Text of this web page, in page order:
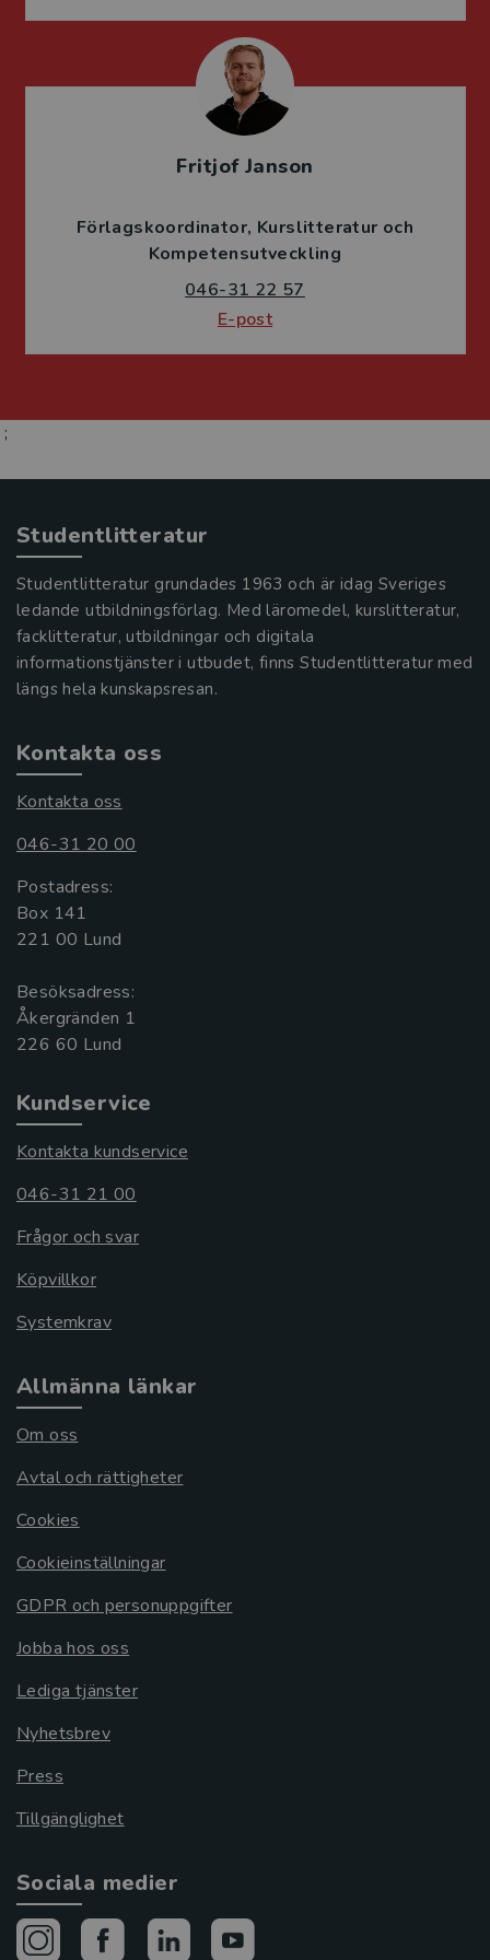
Fritjof Janson
Förlagskoordinator Kurslitteratur och
Kompetensutveckling
046-31 22 57
E-post
;
Studentlitteratur
Studentlitteratur grundades 1963 och är idag Sveriges
ledande utbildningsförlag. Med läromedel, kurslitteratur,
facklitteratur, utbildningar och digitala
informationstjänster i utbudet, finns Studentlitteratur med
längs hela kunskapsresan.
Kontakta oss
Kontakta oss
046-31 20 00
Postadress:
Box 141
221 00 Lund
Besöksadress:
Åkergränden 1
Kundservice
Kontakta kundservice
046-31 21 00
Frågor och svar
Köpvillkor
Systemkrav
Allmänna länkar
Om oss
Avtal och rättigheter
Cookies
Cookieinställningar
GDPR och personuppgifter
Jobba hos oss
Lediga tjänster
Nyhetsbrev
Press
Tillgänglighet
Sociala medier